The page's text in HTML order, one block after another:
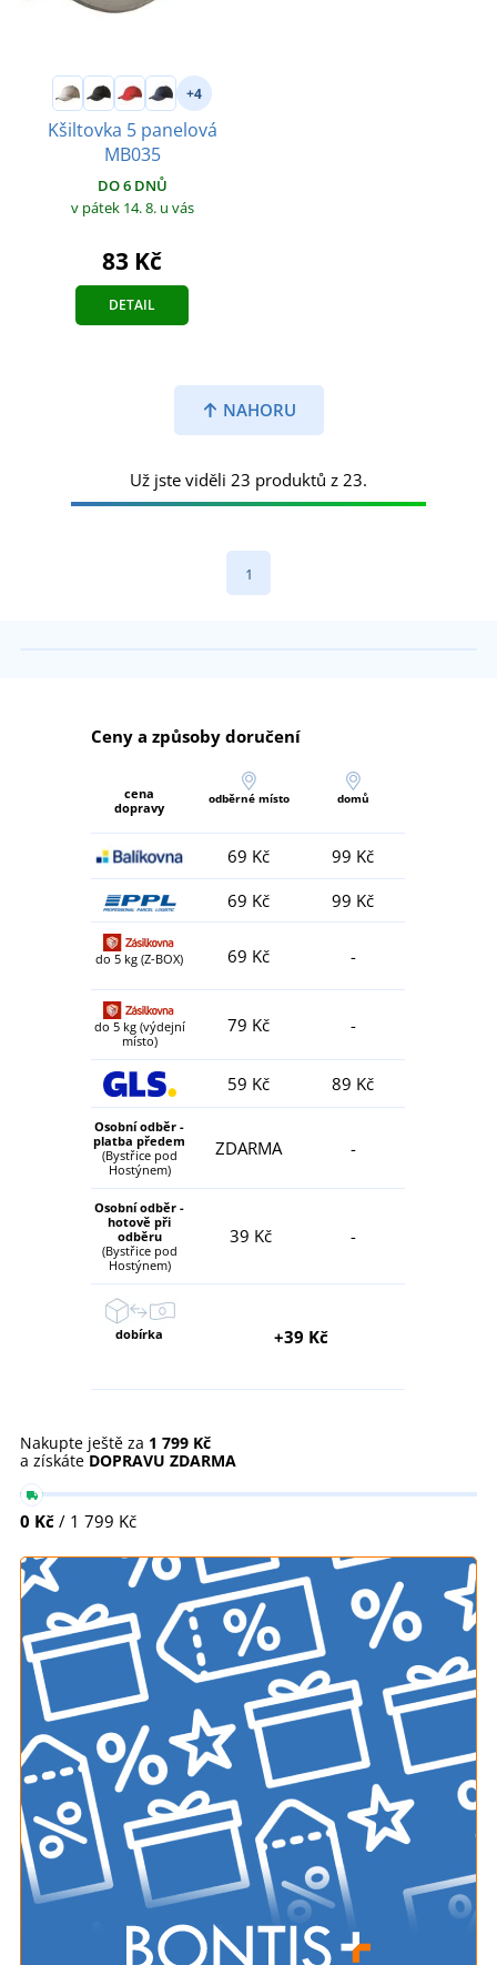
+4
Kšiltovka 5 panelová
MB035
DO 6 DNŮ
v pátek 14. 8. u vás
83 Kč
DETAIL
NAHORU
Už jste viděli 23 produktů z 23.
1
Ceny a způsoby doručení
cena
dopravy
odběrné místo domů
69 Kč
99 Kč
69 Kč
99 Kč
do 5 kg (Z-BOX) 69 Kč -
do 5 kg (výdejní
místo)
79 Kč -
59 Kč 89 Kč
Osobní odběr -
platba předem
(Bystřice pod
Hostýnem)
ZDARMA -
Osobní odběr -
hotově při
odběru
(Bystřice pod
Hostýnem)
39 Kč -
dobírka +39 Kč
Nakupte ještě za 1 799 Kč
a získáte DOPRAVU ZDARMA
0 Kč / 1 799 Kč